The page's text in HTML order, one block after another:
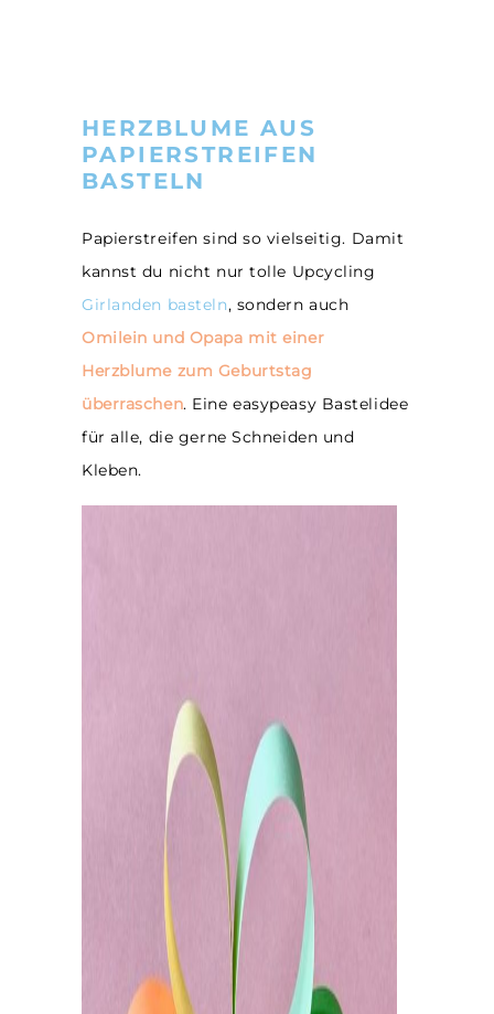
HERZBLUME AUS
PAPIERSTREIFEN
BASTELN
Papierstreifen sind so vielseitig. Damit
kannst du nicht nur tolle Upcycling
Girlanden basteln, sondern auch
Omilein und Opapa mit einer
Herzblume zum Geburtstag
überraschen. Eine easypeasy Bastelidee
für alle, die gerne Schneiden und
Kleben.